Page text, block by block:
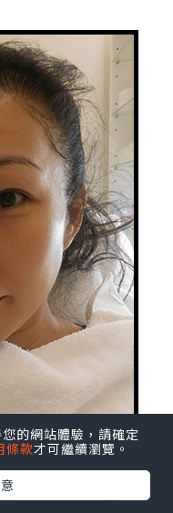
的網站體驗，請確定
條款才可繼續瀏覽。